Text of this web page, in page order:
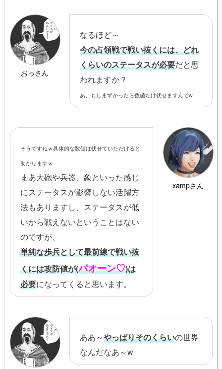
おっさん
なるほど～
今の占領戦で戦い抜くには、どれ
くらいのステータスが必要だと思
われますか？
あ、もしまずかったら数値だけ伏せますんでw
xampさん
そうですねｗ具体的な数値は伏せていただけると
助かりますｗ
まあ大砲や兵器、象といった感じ
にステータスが影響しない活躍方
法もありますし、ステータスが低
いから戦えないということはない
のですが、
単純な歩兵として最前線で戦い抜
くには攻防値が(パオーン♡)は
必要になってくると思います。
ああ～やっぱりそのくらいの世界
なんだなあ～w